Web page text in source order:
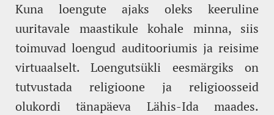
Kuna loengute ajaks oleks keeruline
uuritavale maastikule kohale minna, siis
toimuvad loengud auditooriumis ja reisime
virtuaalselt. Loengutsükli eesmärgiks on
tutvustada religioone ja religioosseid
olukordi tänapäeva Lähis-Ida maades.